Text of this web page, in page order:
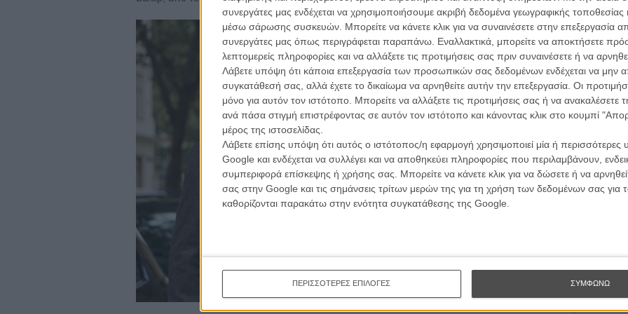
συνεργάτες μας ενδέχεται να χρησιμοποιήσουμε ακριβή δεδομένα γεωγραφικής τοποθεσίας
μέσω σάρωσης συσκευών. Μπορείτε να κάνετε κλικ για να συναινέσετε στην επεξεργασία
συνεργάτες μας όπως περιγράφεται παραπάνω. Εναλλακτικά, μπορείτε να αποκτήσετε
λεπτομερείς πληροφορίες και να αλλάξετε τις προτιμήσεις σας πριν συναινέσετε ή να
Λάβετε υπόψη ότι κάποια επεξεργασία των προσωπικών σας δεδομένων ενδέχεται να μην
συγκατάθεσή σας, αλλά έχετε το δικαίωμα να αρνηθείτε αυτήν την επεξεργασία. Οι
μόνο για αυτόν τον ιστότοπο. Μπορείτε να αλλάξετε τις προτιμήσεις σας ή να ανακαλέσετε
ανά πάσα στιγμή επιστρέφοντας σε αυτόν τον ιστότοπο και κάνοντας κλικ στο κουμπί
μέρος της ιστοσελίδας.
Λάβετε επίσης υπόψη ότι αυτός ο ιστότοπος/η εφαρμογή χρησιμοποιεί μία ή περισσότερες
Google και ενδέχεται να συλλέγει και να αποθηκεύει πληροφορίες που περιλαμβάνουν,
συμπεριφορά επίσκεψης ή χρήσης σας. Μπορείτε να κάνετε κλικ για να δώσετε ή να
σας στην Google και τις σημάνσεις τρίτων μερών της για τη χρήση των δεδομένων σας
καθορίζονται παρακάτω στην ενότητα συγκατάθεσης της Google.
ΠΕΡΙΣΣΟΤΕΡΕΣ ΕΠΙΛΟΓΕΣ ΣΥΜΦΩΝΩ
L’ Affaire
Ζαν-Πολ
Ο
10